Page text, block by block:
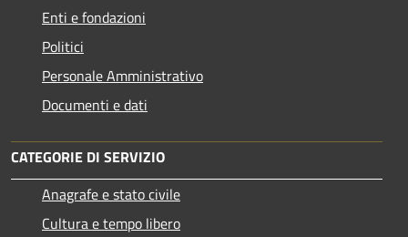
Enti e fondazioni
Politici
Personale Amministrativo
Documenti e dati
CATEGORIE DI SERVIZIO
Anagrafe e stato civile
Cultura e tempo libero